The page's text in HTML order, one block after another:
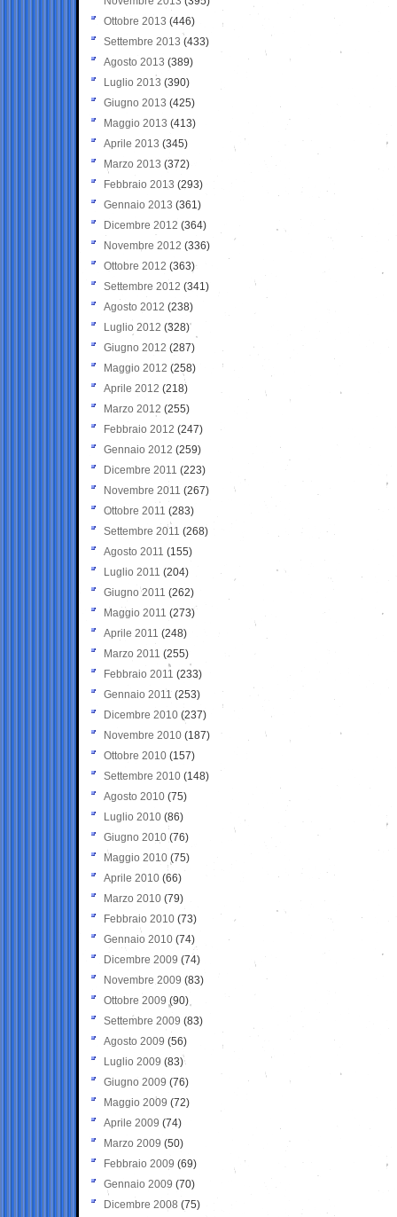
Ottobre 2013 (446)
Settembre 2013 (433)
Agosto 2013 (389)
Luglio 2013 (390)
Giugno 2013 (425)
Maggio 2013 (413)
Aprile 2013 (345)
Marzo 2013 (372)
Febbraio 2013 (293)
Gennaio 2013 (361)
Dicembre 2012 (364)
Novembre 2012 (336)
Ottobre 2012 (363)
Settembre 2012 (341)
Agosto 2012 (238)
Luglio 2012 (328)
Giugno 2012 (287)
Maggio 2012 (258)
Aprile 2012 (218)
Marzo 2012 (255)
Febbraio 2012 (247)
Gennaio 2012 (259)
Dicembre 2011 (223)
Novembre 2011 (267)
Ottobre 2011 (283)
Settembre 2011 (268)
Agosto 2011 (155)
Luglio 2011 (204)
Giugno 2011 (262)
Maggio 2011 (273)
Aprile 2011 (248)
Marzo 2011 (255)
Febbraio 2011 (233)
Gennaio 2011 (253)
Dicembre 2010 (237)
Novembre 2010 (187)
Ottobre 2010 (157)
Settembre 2010 (148)
Agosto 2010 (75)
Luglio 2010 (86)
Giugno 2010 (76)
Maggio 2010 (75)
Aprile 2010 (66)
Marzo 2010 (79)
Febbraio 2010 (73)
Gennaio 2010 (74)
Dicembre 2009 (74)
Novembre 2009 (83)
Ottobre 2009 (90)
Settembre 2009 (83)
Agosto 2009 (56)
Luglio 2009 (83)
Giugno 2009 (76)
Maggio 2009 (72)
Aprile 2009 (74)
Marzo 2009 (50)
Febbraio 2009 (69)
Gennaio 2009 (70)
Dicembre 2008 (75)